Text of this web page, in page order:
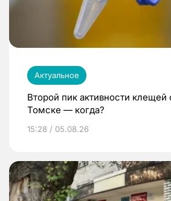
Актуальное
Второй пик активности клещей
Томске — когда?
15:28 / 05.08.26